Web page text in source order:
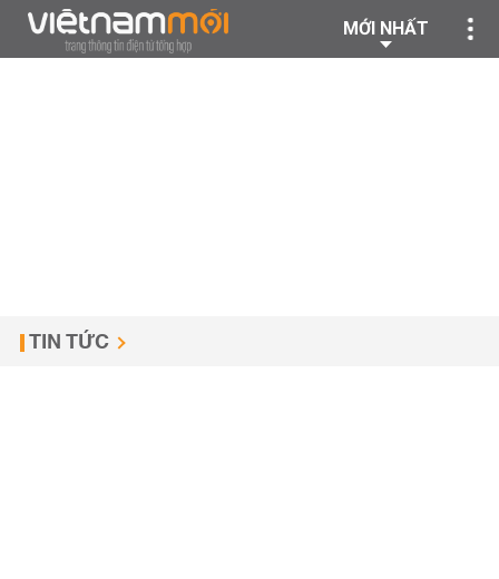
MỚI NHẤT
TIN TỨC